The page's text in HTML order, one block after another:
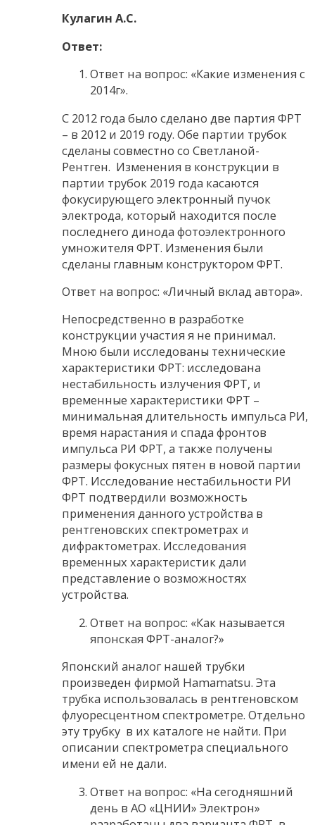
Кулагин А.С.
Ответ:
Ответ на вопрос: «Какие изменения с
2014г».
С 2012 года было сделано две партия ФРТ
– в 2012 и 2019 году. Обе партии трубок
сделаны совместно со Светланой-
Рентген. Изменения в конструкции в
партии трубок 2019 года касаются
фокусирующего электронный пучок
электрода, который находится после
последнего динода фотоэлектронного
умножителя ФРТ. Изменения были
сделаны главным конструктором ФРТ.
Ответ на вопрос: «Личный вклад автора».
Непосредственно в разработке
конструкции участия я не принимал.
Мною были исследованы технические
характеристики ФРТ: исследована
нестабильность излучения ФРТ, и
временные характеристики ФРТ –
минимальная длительность импульса РИ,
время нарастания и спада фронтов
импульса РИ ФРТ, а также получены
размеры фокусных пятен в новой партии
ФРТ. Исследование нестабильности РИ
ФРТ подтвердили возможность
применения данного устройства в
рентгеновских спектрометрах и
дифрактометрах. Исследования
временных характеристик дали
представление о возможностях
устройства.
Ответ на вопрос: «Как называется
японская ФРТ-аналог?»
Японский аналог нашей трубки
произведен фирмой Hamamatsu. Эта
трубка использовалась в рентгеновском
флуоресцентном спектрометре. Отдельно
эту трубку в их каталоге не найти. При
описании спектрометра специального
имени ей не дали.
Ответ на вопрос: «На сегодняшний
день в АО «ЦНИИ» Электрон»